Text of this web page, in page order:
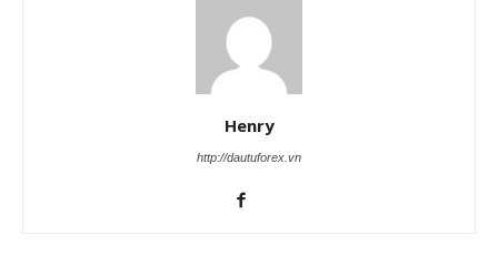
Henry
http://dautuforex.vn